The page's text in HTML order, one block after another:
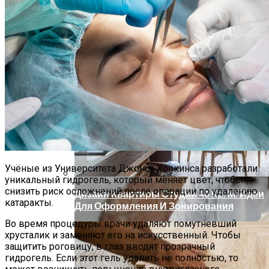
Новое Лекарство Помогает Мышам,
Страдающим Болезнью Альцгеймера,
Избежать Потери Памяти
Дизайн Квартиры Студии 40 Кв. М: Идеи
Для Оформления И Зонирования
Учёные из Университета Джонса Хопкинса разработали
уникальный гидрогель, который меняет цвет, чтобы
снизить риск осложнений после операции по удалению
катаракты.
Во время процедуры врачи удаляют помутневший
хрусталик и заменяют его на искусственный. Чтобы
защитить роговицу, в глаз вводят прозрачный
гидрогель. Если этот гель удалить не полностью, то